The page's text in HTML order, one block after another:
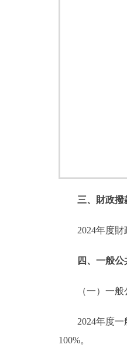
三、財政撥
2024年度
四、一般
（一）一
2024年度
100%。